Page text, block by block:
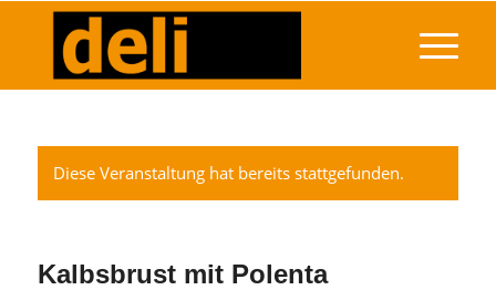
Diese Veranstaltung hat bereits stattgefunden.
Kalbsbrust mit Polenta